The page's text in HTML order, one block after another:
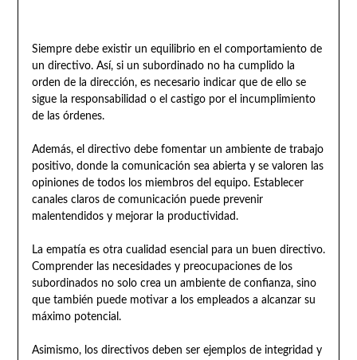
Siempre debe existir un equilibrio en el comportamiento de
un directivo. Así, si un subordinado no ha cumplido la
orden de la dirección, es necesario indicar que de ello se
sigue la responsabilidad o el castigo por el incumplimiento
de las órdenes.
Además, el directivo debe fomentar un ambiente de trabajo
positivo, donde la comunicación sea abierta y se valoren las
opiniones de todos los miembros del equipo. Establecer
canales claros de comunicación puede prevenir
malentendidos y mejorar la productividad.
La empatía es otra cualidad esencial para un buen directivo.
Comprender las necesidades y preocupaciones de los
subordinados no solo crea un ambiente de confianza, sino
que también puede motivar a los empleados a alcanzar su
máximo potencial.
Asimismo, los directivos deben ser ejemplos de integridad y